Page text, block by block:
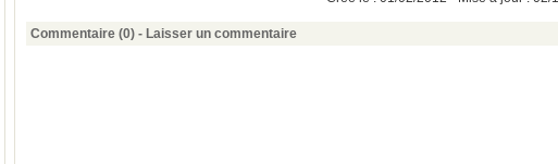
Commentaire (0) - Laisser un commentaire